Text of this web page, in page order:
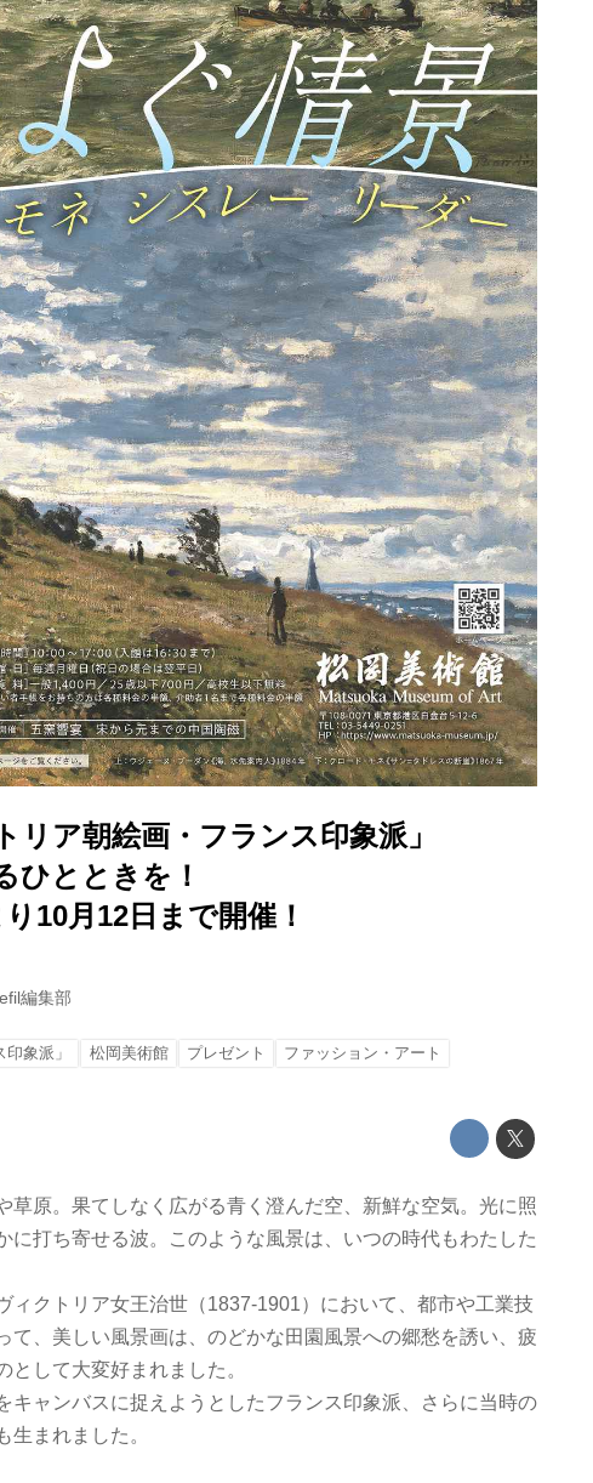
ア朝絵画・フランス印象派」
ひとときを！
10月12日まで開催！
編集部
象派」 松岡美術館 プレゼント
ファッション・アート
草原。果てしなく広がる青く澄んだ空、新鮮な空気。光に照
に打ち寄せる波。このような風景は、いつの時代もわたした
ィクトリア女王治世（1837-1901）において、都市や工業技
て、美しい風景画は、のどかな田園風景への郷愁を誘い、疲
して大変好まれました。
キャンバスに捉えようとしたフランス印象派、さらに当時の
まれました。